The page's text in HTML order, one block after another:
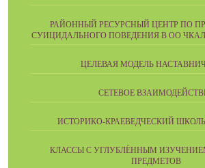
РАЙОННЫЙ РЕСУРСНЫЙ ЦЕНТР ПО
СУИЦИДАЛЬНОГО ПОВЕДЕНИЯ В ОО
ЦЕЛЕВАЯ МОДЕЛЬ
СЕТЕВОЕ
ИСТОРИКО-КРАЕВЕДЧЕСКИЙ
КЛАССЫ С УГЛУБЛЁННЫМ
ПРЕДМЕТОВ